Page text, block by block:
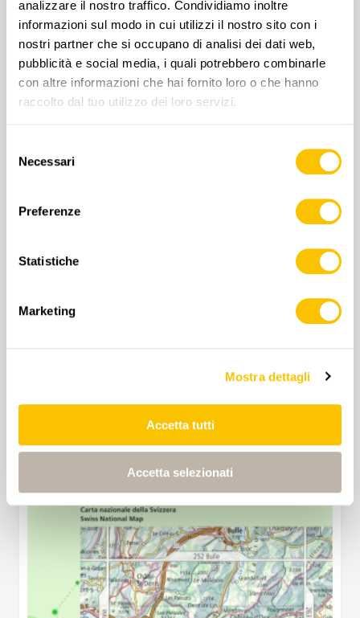
analizzare il nostro traffico. Condividiamo inoltre
informazioni sul modo in cui utilizzi il nostro sito con i
nostri partner che si occupano di analisi dei dati web,
pubblicità e social media, i quali potrebbero combinarle
con altre informazioni che hai fornito loro o che hanno
raccolto dal tuo utilizzo dei loro servizi.
delNecessari
Preferenze
Statistiche
Marketing
Mostra dettagli
Accetta tutti
Accetta selezionati